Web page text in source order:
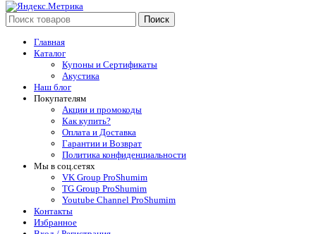
Поиск
Главная
Каталог
Купоны и Сертификаты
Акустика
Наш блог
Покупателям
Акции и промокоды
Как купить?
Оплата и Доставка
Гарантии и Возврат
Политика конфиденциальности
Мы в соц.сетях
VK Group ProShumim
TG Group ProShumim
Youtube Channel ProShumim
Контакты
Избранное